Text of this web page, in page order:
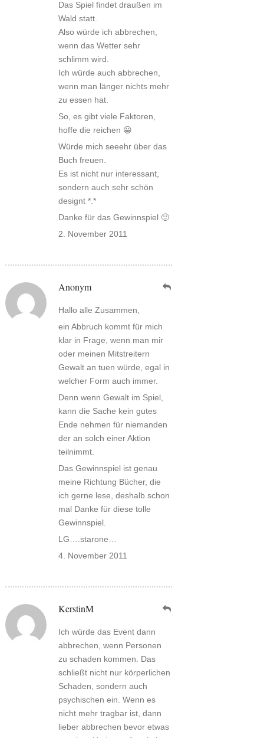
Das Spiel findet draußen im
Wald statt.
Also würde ich abbrechen,
wenn das Wetter sehr
schlimm wird.
Ich würde auch abbrechen,
wenn man länger nichts mehr
zu essen hat.
So, es gibt viele Faktoren,
hoffe die reichen 😀
Würde mich seeehr über das
Buch freuen.
Es ist nicht nur interessant,
sondern auch sehr schön
designt *.*
Danke für das Gewinnspiel 🙂
2. November 2011
Anonym
Hallo alle Zusammen,
ein Abbruch kommt für mich
klar in Frage, wenn man mir
oder meinen Mitstreitern
Gewalt an tuen würde, egal in
welcher Form auch immer.
Denn wenn Gewalt im Spiel,
kann die Sache kein gutes
Ende nehmen für niemanden
der an solch einer Aktion
teilnimmt.
Das Gewinnspiel ist genau
meine Richtung Bücher, die
ich gerne lese, deshalb schon
mal Danke für diese tolle
Gewinnspiel.
LG….starone…
4. November 2011
KerstinM
Ich würde das Event dann
abbrechen, wenn Personen
zu schaden kommen. Das
schließt nicht nur körperlichen
Schaden, sondern auch
psychischen ein. Wenn es
nicht mehr tragbar ist, dann
lieber abbrechen bevor etwas